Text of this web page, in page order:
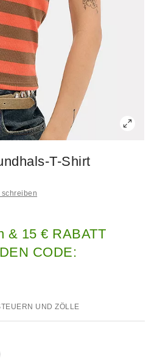
T-Shirt
& 15 € RABATT
CODE:
UND ZÖLLE